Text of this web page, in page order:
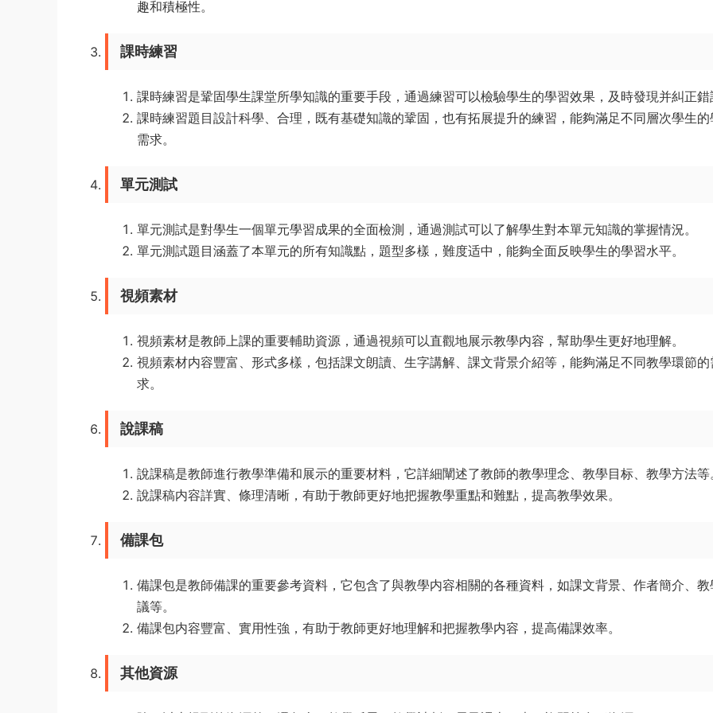
趣和積極性。
課時練習
課時練習是鞏固學生課堂所學知識的重要手段，通過練習可以檢驗學生的學習效果，及時發現并糾正錯
課時練習題目設計科學、合理，既有基礎知識的鞏固，也有拓展提升的練習，能夠滿足不同層次學生的
需求。
單元測試
單元測試是對學生一個單元學習成果的全面檢測，通過測試可以了解學生對本單元知識的掌握情況。
單元測試題目涵蓋了本單元的所有知識點，題型多樣，難度适中，能夠全面反映學生的學習水平。
視頻素材
視頻素材是教師上課的重要輔助資源，通過視頻可以直觀地展示教學内容，幫助學生更好地理解。
視頻素材内容豐富、形式多樣，包括課文朗讀、生字講解、課文背景介紹等，能夠滿足不同教學環節的
求。
說課稿
說課稿是教師進行教學準備和展示的重要材料，它詳細闡述了教師的教學理念、教學目标、教學方法等
說課稿内容詳實、條理清晰，有助于教師更好地把握教學重點和難點，提高教學效果。
備課包
備課包是教師備課的重要參考資料，它包含了與教學内容相關的各種資料，如課文背景、作者簡介、教
議等。
備課包内容豐富、實用性強，有助于教師更好地理解和把握教學内容，提高備課效率。
其他資源